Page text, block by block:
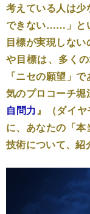
考えている人は
できない……」と
目標が実現しな
や目標は、多く
「ニセの願望」
気のプロコーチ堀
自問力』（ダイ
に、あなたの「
技術について、紹